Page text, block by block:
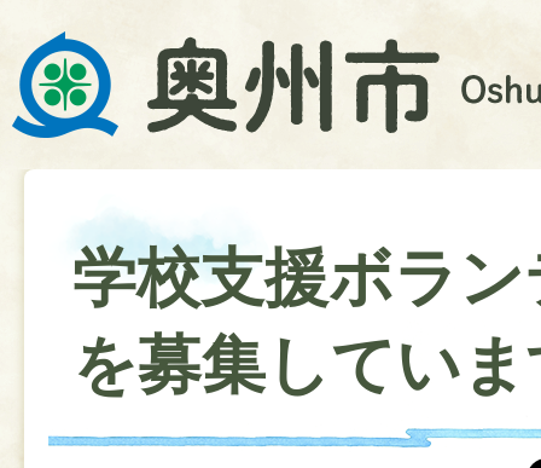
学校支援ボラ
を募集してい